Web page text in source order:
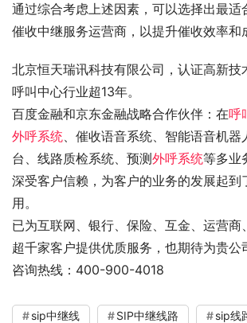
通过综合考虑上述因素，可以选择出最适
催收中继服务运营商，以提升催收效率和
北京恒天瑞讯科技有限公司，认证高新技
呼叫中心行业超13年。
百度金融和京东金融战略合作伙伴：在呼
外呼系统、催收语音系统、智能语音机器
台、线路质检系统、预测外呼系统等多业
深受客户信赖，为客户的业务的发展起到
用。
已为互联网、银行、保险、互金、运营商
超千家客户提供优质服务，也期待为贵公
咨询热线：400-900-4018
sip中继线 SIP中继线路
sip线